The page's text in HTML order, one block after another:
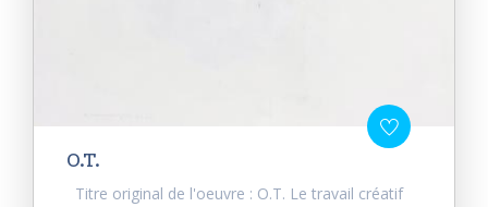
O.T.
Titre original de l'oeuvre : O.T. Le travail créatif